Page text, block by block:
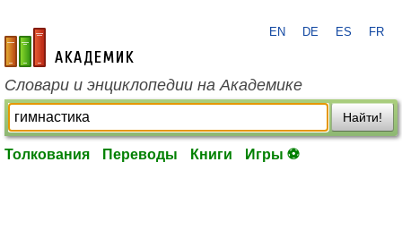
academic.ru
EN DE ES FR
Словари и энциклопедии на Академике
Найти!
Толкования Переводы Книги Игры ⚽